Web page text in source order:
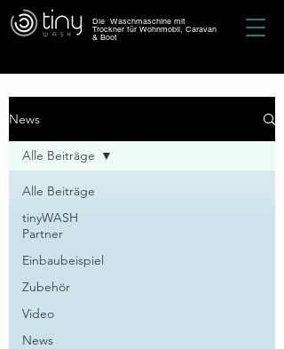
Die Waschmaschine mit
Trockner für Wohnmobil, Caravan
& Boot
News
Alle Beiträge
tinyWASH
Partner
Einbaubeispiel
Zubehör
Video
News
Alle Beiträge